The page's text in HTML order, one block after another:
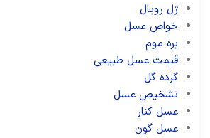
ژل رویال
خواص عسل
بره موم
قیمت عسل طبیعی
گرده گل
تشخیص عسل
عسل کنار
عسل گون